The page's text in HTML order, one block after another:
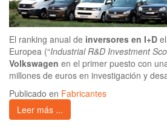
El ranking anual de inversores en I+D
Europea (“Industrial R&D Investment
Volkswagen en el primer puesto con
millones de euros en investigación y
Publicado en Fabricantes
Leer más ...